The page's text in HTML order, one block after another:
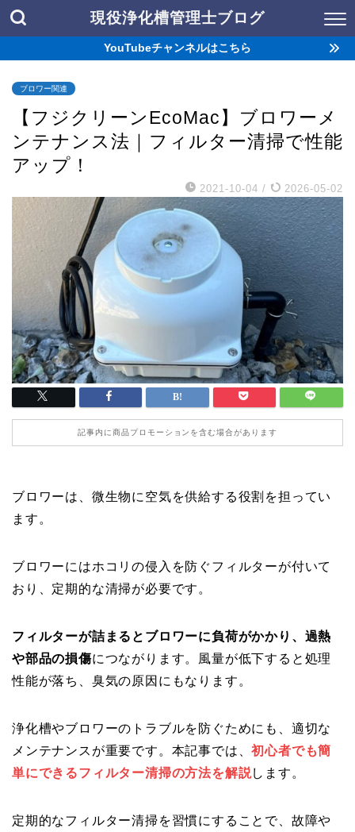
現役浄化槽管理士ブログ
YouTubeチャンネルはこちら
ブロワー関連
【フジクリーンEcoMac】ブロワーメ
ンテナンス法｜フィルター清掃で性能
アップ！
2021-10-04 / 2026-05-02
記事内に商品プロモーションを含む場合があります
ブロワーは、微生物に空気を供給する役割を担ってい
ます。
ブロワーにはホコリの侵入を防ぐフィルターが付いて
おり、定期的な清掃が必要です。
フィルターが詰まるとブロワーに負荷がかかり、過熱
や部品の損傷につながります。風量が低下すると処理
性能が落ち、臭気の原因にもなります。
浄化槽やブロワーのトラブルを防ぐためにも、適切な
メンテナンスが重要です。本記事では、初心者でも簡
単にできるフィルター清掃の方法を解説します。
定期的なフィルター清掃を習慣にすることで、故障や